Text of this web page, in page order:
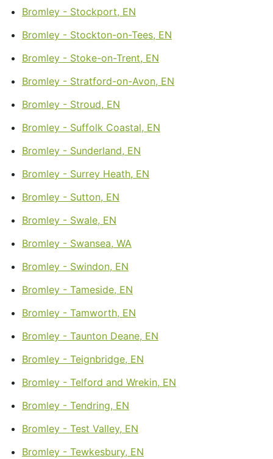
Bromley - Stockport, EN
Bromley - Stockton-on-Tees, EN
Bromley - Stoke-on-Trent, EN
Bromley - Stratford-on-Avon, EN
Bromley - Stroud, EN
Bromley - Suffolk Coastal, EN
Bromley - Sunderland, EN
Bromley - Surrey Heath, EN
Bromley - Sutton, EN
Bromley - Swale, EN
Bromley - Swansea, WA
Bromley - Swindon, EN
Bromley - Tameside, EN
Bromley - Tamworth, EN
Bromley - Taunton Deane, EN
Bromley - Teignbridge, EN
Bromley - Telford and Wrekin, EN
Bromley - Tendring, EN
Bromley - Test Valley, EN
Bromley - Tewkesbury, EN